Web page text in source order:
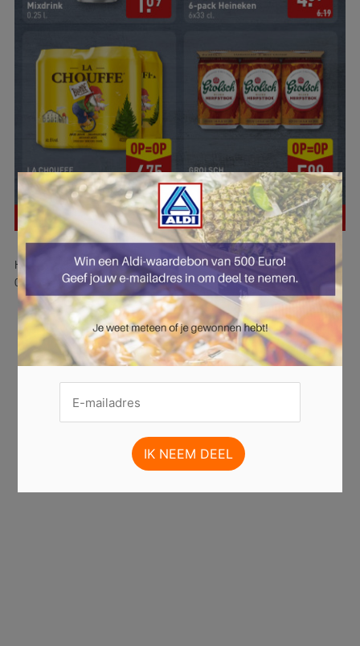
Hier is pagina 14 van 51 pagina's van de Aldi folder, geldig van
06.10.2025 tot 12.10.2025.
×